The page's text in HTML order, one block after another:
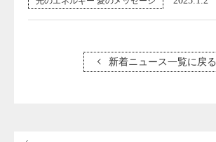
新着ニュース一覧に戻る